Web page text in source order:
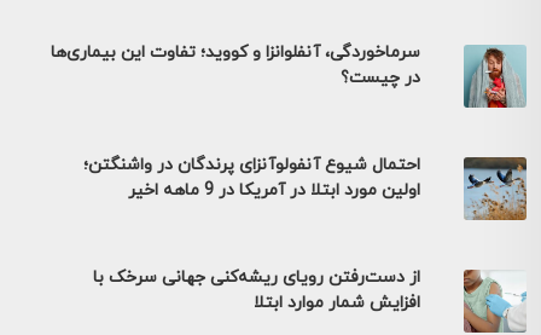
سرماخوردگی، آنفلوانزا و کووید؛ تفاوت این بیماری‌ها
در چیست؟
احتمال شیوع آنفولوآنزای پرندگان در واشنگتن؛
اولین مورد ابتلا در آمریکا در 9 ماهه اخیر
از دست‌رفتن رویای ریشه‌کنی جهانی سرخک با
افزایش شمار موارد ابتلا